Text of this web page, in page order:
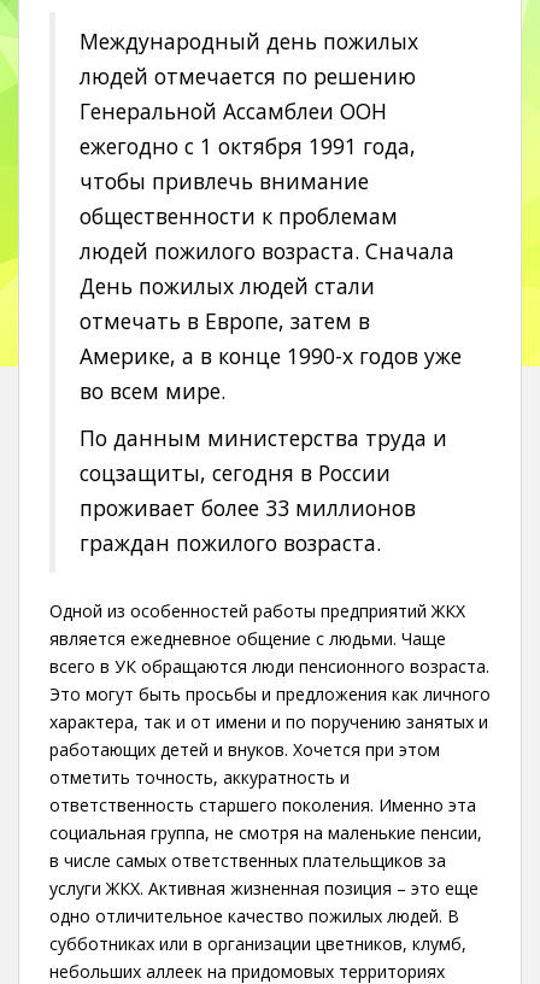
Международный день пожилых
людей отмечается по решению
Генеральной Ассамблеи ООН
ежегодно с 1 октября 1991 года,
чтобы привлечь внимание
общественности к проблемам
людей пожилого возраста. Сначала
День пожилых людей стали
отмечать в Европе, затем в
Америке, а в конце 1990-х годов уже
во всем мире.
По данным министерства труда и
соцзащиты, сегодня в России
проживает более 33 миллионов
граждан пожилого возраста.
Одной из особенностей работы предприятий ЖКХ
является ежедневное общение с людьми. Чаще
всего в УК обращаются люди пенсионного возраста.
Это могут быть просьбы и предложения как личного
характера, так и от имени и по поручению занятых и
работающих детей и внуков. Хочется при этом
отметить точность, аккуратность и
ответственность старшего поколения. Именно эта
социальная группа, не смотря на маленькие пенсии,
в числе самых ответственных плательщиков за
услуги ЖКХ. Активная жизненная позиция – это еще
одно отличительное качество пожилых людей. В
субботниках или в организации цветников, клумб,
небольших аллеек на придомовых территориях